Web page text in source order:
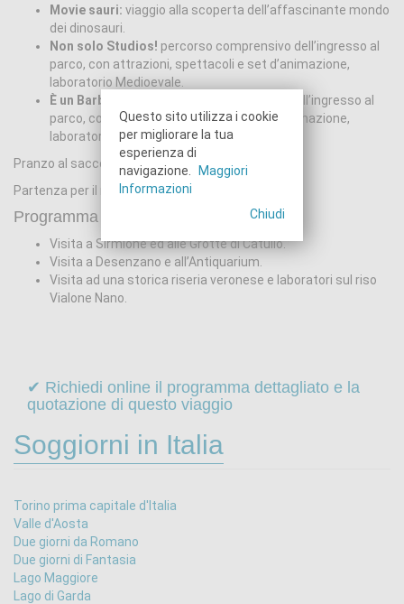
Movie sauri: viaggio alla scoperta dell’affascinante mondo
dei dinosauri.
Non solo Studios! percorso comprensivo dell’ingresso al
parco, con attrazioni, spettacoli e set d’animazione,
laboratorio Medioevale.
È un Barbatrucco
percorso comprensivo dell’ingresso al
parco, con attrazioni, spettacoli e set d’animazione,
laboratorio di Truccabimbi.
Pranzo al sacco fornito dall’hotel.
Partenza per il rientro.
Programma alternativo:
Visita a Sirmione ed alle Grotte di Catullo.
Visita a Desenzano e all’Antiquarium.
Visita ad una storica riseria veronese e laboratori sul riso
Vialone Nano.
✔ Richiedi online il programma dettagliato e la
quotazione di questo viaggio
Soggiorni in Italia
Torino prima capitale d'Italia
Valle d'Aosta
Due giorni da Romano
Due giorni di Fantasia
Lago Maggiore
Lago di Garda
Questo sito utilizza i cookie
per migliorare la tua
esperienza di
navigazione.
Maggiori
Informazioni
Chiudi